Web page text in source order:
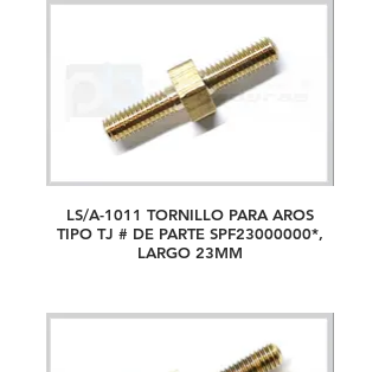
LS/A-1011 TORNILLO PARA AROS
TIPO TJ # DE PARTE SPF23000000*,
LARGO 23MM